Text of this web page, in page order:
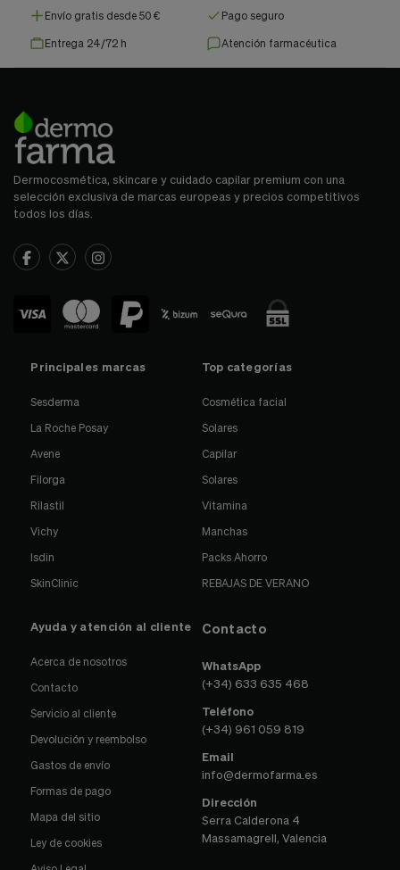
Envío gratis desde 50 € Pago seguro
Entrega 24/72 h Atención farmacéutica
Dermocosmética, skincare y cuidado capilar premium con una
selección exclusiva de marcas europeas y precios competitivos
todos los días.
Principales marcas
Sesderma
La Roche Posay
Avene
Filorga
Rilastil
Vichy
Isdin
SkinClinic
Top categorías
Cosmética facial
Solares
Capilar
Solares
Vitamina
Manchas
Packs Ahorro
REBAJAS DE VERANO
Ayuda y atención al cliente
Acerca de nosotros
Contacto
Servicio al cliente
Devolución y reembolso
Gastos de envío
Formas de pago
Mapa del sitio
Ley de cookies
Contacto
WhatsApp
(+34) 633 635 468
Teléfono
(+34) 961 059 819
Email
info@dermofarma.es
Dirección
Serra Calderona 4
Massamagrell, Valencia